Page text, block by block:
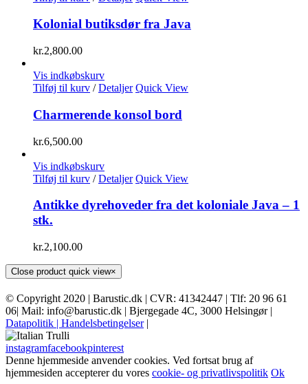
Kolonial butiksdør fra Java
kr.2,800.00
Vis indkøbskurv
Tilføj til kurv / Detaljer Quick View
Charmerende konsol bord
kr.6,500.00
Vis indkøbskurv
Tilføj til kurv / Detaljer Quick View
Antikke dyrehoveder fra det koloniale Java – 1
stk.
kr.2,100.00
Close product quick view×
© Copyright 2020 | Barustic.dk | CVR: 41342447 | Tlf: 20 96 61
06| Mail: info@barustic.dk | Bjergegade 4C, 3000 Helsingør |
Datapolitik | Handelsbetingelser|
instagramfacebookpinterest
Denne hjemmeside anvender cookies. Ved fortsat brug af
hjemmesiden accepterer du vores cookie- og privatlivspolitik Ok